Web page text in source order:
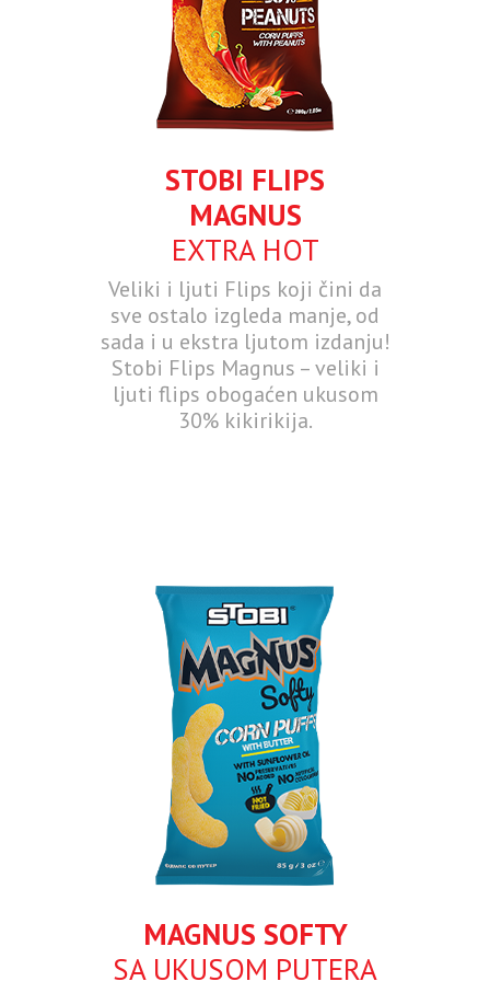
STOBI FLIPS
MAGNUS
EXTRA HOT
Veliki i ljuti Flips koji čini da
sve ostalo izgleda manje, od
sada i u ekstra ljutom izdanju!
Stobi Flips Magnus – veliki i
ljuti flips obogaćen ukusom
30% kikirikija.
MAGNUS SOFTY
SA UKUSOM PUTERA